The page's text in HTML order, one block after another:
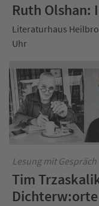
Ruth Olshan:
Literaturhaus
Uhr
Lesung mit Gespräch
Tim
Dichterw:orte